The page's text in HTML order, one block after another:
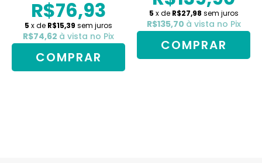
R$76,93
5 x de R$15,39 sem juros
R$74,62 à vista no Pix
COMPRAR
5 x de R$27,98 sem juros
R$135,70 à vista no Pix
COMPRAR